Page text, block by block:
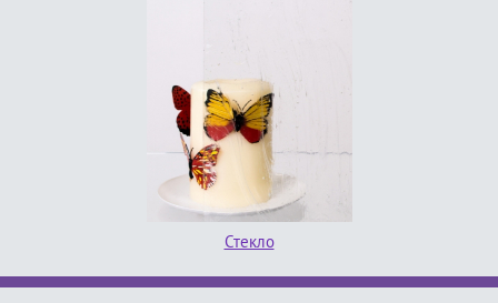
Стекло